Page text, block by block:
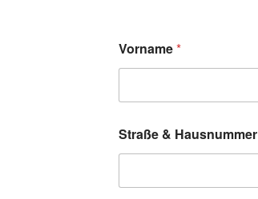
Vorname*
Straße & Hausnummer